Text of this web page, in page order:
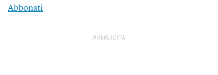
Abbonati
PUBBLICITÀ